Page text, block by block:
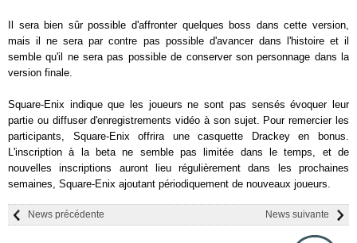
Il sera bien sûr possible d'affronter quelques boss dans cette version,
mais il ne sera par contre pas possible d'avancer dans l'histoire et il
semble qu'il ne sera pas possible de conserver son personnage dans la
version finale.
Square-Enix indique que les joueurs ne sont pas sensés évoquer leur
partie ou diffuser d'enregistrements vidéo à son sujet. Pour remercier les
participants, Square-Enix offrira une casquette Drackey en bonus.
L'inscription à la beta ne semble pas limitée dans le temps, et de
nouvelles inscriptions auront lieu régulièrement dans les prochaines
semaines, Square-Enix ajoutant périodiquement de nouveaux joueurs.
News suivante
News précédente